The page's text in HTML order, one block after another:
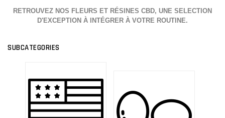
RETROUVEZ NOS FLEURS ET RÉSINES CBD, UNE SELECTION
D'EXCEPTION À INTÉGRER À VOTRE ROUTINE.
SUBCATEGORIES